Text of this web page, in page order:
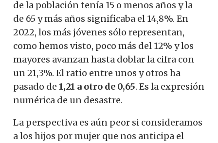
de la población tenía 15 o menos años y la
de 65 y más años significaba el 14,8%. En
2022, los más jóvenes sólo representan,
como hemos visto, poco más del 12% y los
mayores avanzan hasta doblar la cifra con
un 21,3%. El ratio entre unos y otros ha
pasado de 1,21 a otro de 0,65. Es la expresión
numérica de un desastre.
La perspectiva es aún peor si consideramos
a los hijos por mujer que nos anticipa el